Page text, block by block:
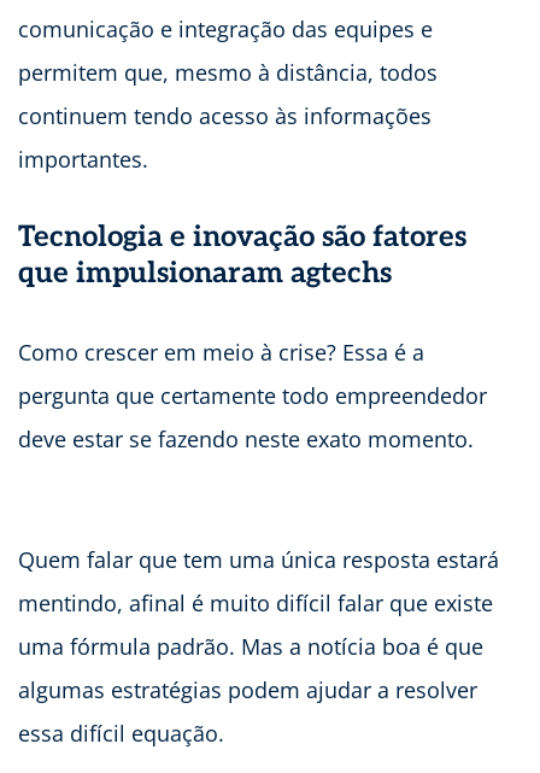
comunicação e integração das equipes e
permitem que, mesmo à distância, todos
continuem tendo acesso às informações
importantes.
Tecnologia e inovação são fatores
que impulsionaram agtechs
Como crescer em meio à crise? Essa é a
pergunta que certamente todo empreendedor
deve estar se fazendo neste exato momento.
Quem falar que tem uma única resposta estará
mentindo, afinal é muito difícil falar que existe
uma fórmula padrão. Mas a notícia boa é que
algumas estratégias podem ajudar a resolver
essa difícil equação.